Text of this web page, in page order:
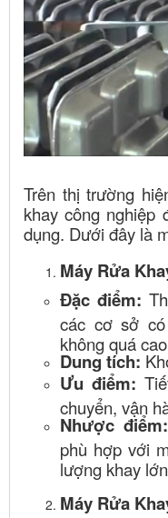
Trên thị trường
khay công nghiệp
dụng. Dưới đây là
Máy Rửa
Đặc điểm:
các cơ sở
không quá cao.
Dung tích:
Ưu điểm:
chuyển, vận
Nhược điểm:
phù hợp với
lượng khay lớn.
Máy Rửa